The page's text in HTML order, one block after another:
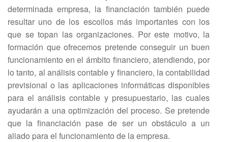
determinada empresa, la financiación también puede
resultar uno de los escollos más importantes con los
que se topan las organizaciones. Por este motivo, la
formación que ofrecemos pretende conseguir un buen
funcionamiento en el ámbito financiero, atendiendo, por
lo tanto, al análisis contable y financiero, la contabilidad
previsional o las aplicaciones informáticas disponibles
para el análisis contable y presupuestario, las cuales
ayudarán a una optimización del proceso. Se pretende
que la financiación pase de ser un obstáculo a un
aliado para el funcionamiento de la empresa.